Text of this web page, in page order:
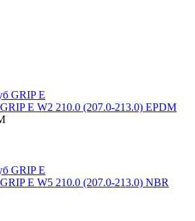
E W2 210.0 (207.0-213.0) EPDM
E W5 210.0 (207.0-213.0) NBR